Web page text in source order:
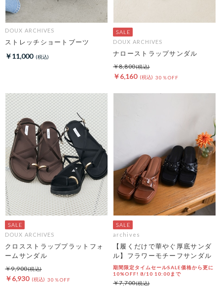
DOUX ARCHIVES
ストレッチショートブーツ
￥11,000
DOUX ARCHIVES
ナローストラップサンダル
￥6,160 30％OFF
￥8,800
DOUX ARCHIVES
クロスストラッププラットフォ
ームサンダル
￥6,930 30％OFF
￥9,900
archives
【履くだけで華やぐ厚底サンダ
ル】フラワーモチーフサンダル
期間限定タイムセールSALE価格から更に
10%OFF! 8/10 10:00まで
￥7,700